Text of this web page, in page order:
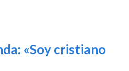
«Soy cristiano